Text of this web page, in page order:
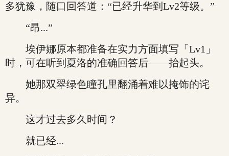
多犹豫，随口回答道：“已经升华到Lv2等级。”
“昂...”
埃伊娜原本都准备在实力方面填写「Lv1」
时，可在听到夏洛的准确回答后——抬起头。
她那双翠绿色瞳孔里翻涌着难以掩饰的诧
异。
这才过去多久时间？
就已经...